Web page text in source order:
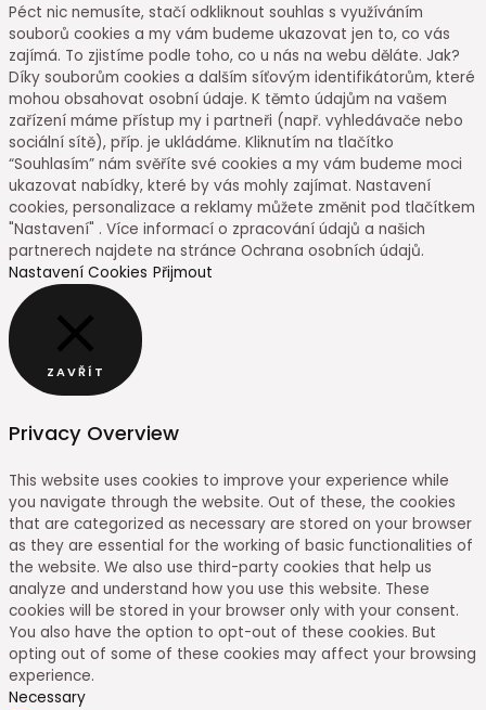
Péct nic nemusíte, stačí odkliknout souhlas s využíváním
souborů cookies a my vám budeme ukazovat jen to, co vás
zajímá. To zjistíme podle toho, co u nás na webu děláte. Jak?
Díky souborům cookies a dalším síťovým identifikátorům, které
mohou obsahovat osobní údaje. K těmto údajům na vašem
zařízení máme přístup my i partneři (např. vyhledávače nebo
sociální sítě), příp. je ukládáme. Kliknutím na tlačítko
“Souhlasím” nám svěříte své cookies a my vám budeme moci
ukazovat nabídky, které by vás mohly zajímat. Nastavení
cookies, personalizace a reklamy můžete změnit pod tlačítkem
"Nastavení" . Více informací o zpracování údajů a našich
partnerech najdete na stránce Ochrana osobních údajů.
Nastavení Cookies Přijmout
ZAVŘÍT
Privacy Overview
This website uses cookies to improve your experience while
you navigate through the website. Out of these, the cookies
that are categorized as necessary are stored on your browser
as they are essential for the working of basic functionalities of
the website. We also use third-party cookies that help us
analyze and understand how you use this website. These
cookies will be stored in your browser only with your consent.
You also have the option to opt-out of these cookies. But
opting out of some of these cookies may affect your browsing
experience.
Necessary